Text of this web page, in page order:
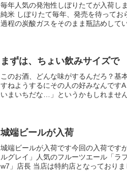
毎年人気の発泡性しぼりたてが入荷し
純米 しぼりたて毎年、発売を待って
過程の炭酸ガスをそのまま瓶詰めして
まずは、ちょい飲みサイズで
このお酒、どんな味がするんだろ？基
すねようするにその人の好みなんです
いまいちだな…」というかもしれませ
城端ビールが入荷
城端ビールが入荷です今回の入荷です
ルグレイ」人気のフルーツエール「ラ
w7」店長 当店は特約店となっており